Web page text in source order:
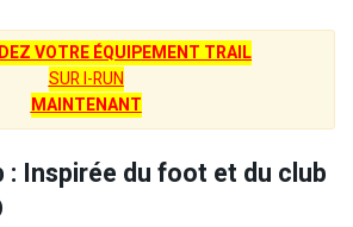
VOTRE ÉQUIPEMENT TRAIL
SUR I-RUN
MAINTENANT
Inspirée du foot et du club